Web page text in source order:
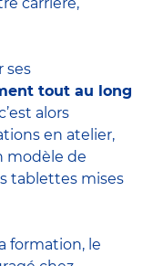
carrière,
ses
tout au long
alors
en atelier,
modèle de
tablettes mises
formation, le